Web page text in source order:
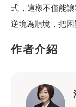
式，這樣不僅能
逆境為順境，把困
作者介紹